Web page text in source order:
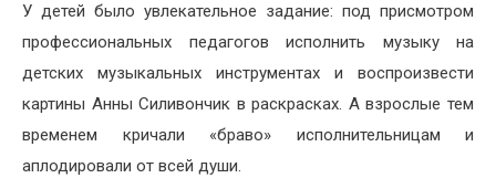
У детей было увлекательное задание: под присмотром
профессиональных педагогов исполнить музыку на
детских музыкальных инструментах и воспроизвести
картины Анны Силивончик в раскрасках. А взрослые тем
временем кричали «браво» исполнительницам и
аплодировали от всей души.